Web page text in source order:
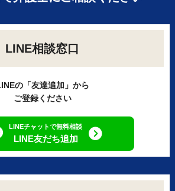
LINE相談窓口
の「友達追加」から
ご登録ください
LINEチャットで無料相談
LINE友だち追加